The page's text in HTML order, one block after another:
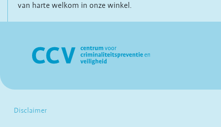
van harte welkom in onze winkel.
Disclaimer